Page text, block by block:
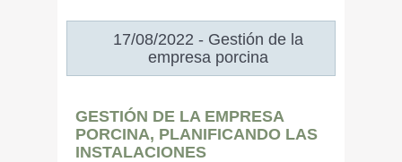
17/08/2022 - Gestión de la
empresa porcina
GESTIÓN DE LA EMPRESA
PORCINA, PLANIFICANDO LAS
INSTALACIONES